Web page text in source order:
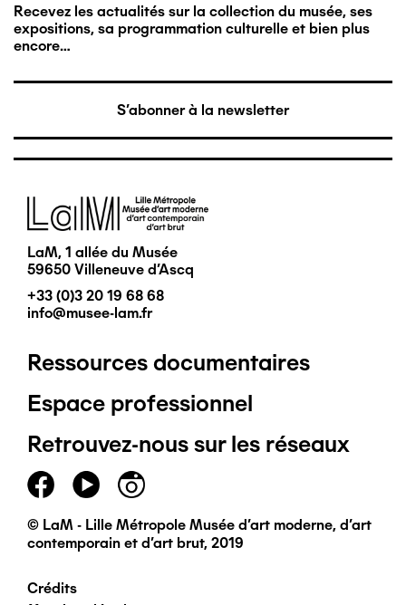
Recevez les actualités sur la collection du musée, ses
expositions, sa programmation culturelle et bien plus
encore…
S'abonner à la newsletter
Image
LaM, 1 allée du Musée
59650 Villeneuve d'Ascq
+33 (0)3 20 19 68 68
info@musee-lam.fr
Pied
de
page
principal
Ressources documentaires
Espace professionnel
Retrouvez-nous sur les réseaux
© LaM - Lille Métropole Musée d'art moderne, d'art
contemporain et d'art brut, 2019
Crédits